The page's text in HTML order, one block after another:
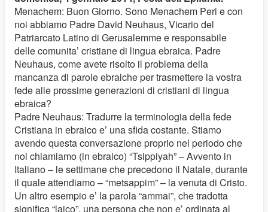
Menachem: Buon Giorno. Sono Menachem Peri e con
noi abbiamo Padre David Neuhaus, Vicario del
Patriarcato Latino di Gerusalemme e responsabile
delle comunita’ cristiane di lingua ebraica. Padre
Neuhaus, come avete risolto il problema della
mancanza di parole ebraiche per trasmettere la vostra
fede alle prossime generazioni di cristiani di lingua
ebraica?
Padre Neuhaus: Tradurre la terminologia della fede
Cristiana in ebraico e’ una sfida costante. Stiamo
avendo questa conversazione proprio nel periodo che
noi chiamiamo (in ebraico) “Tsippiyah” – Avvento in
Italiano – le settimane che precedono il Natale, durante
il quale attendiamo – “metsappim” – la venuta di Cristo.
Un altro esempio e’ la parola “ammai”, che tradotta
significa “laico”, una persona che non e’ ordinata al